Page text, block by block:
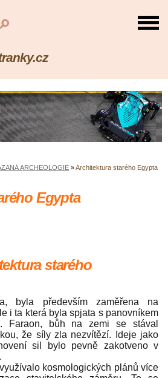
ARCHEOLOGIE »Architektura starého Egypta
Egypta
starého
byla především zaměřena na
i ta která byla spjata s panovníkem
Faraon, bůh na zemi se stával
že síly zla nezvítězí. Ideje jako
sil bylo pevně zakotveno v
kosmologických plánů více